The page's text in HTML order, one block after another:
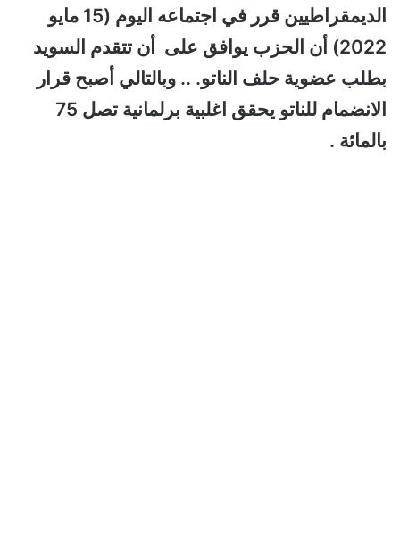
الديمقراطيين قرر في اجتماعه اليوم (15 مايو
2022) أن الحزب يوافق على أن تتقدم السويد
بطلب عضوية حلف الناتو. .. وبالتالي أصبح قرار
الانضمام للناتو يحقق اغلبية برلمانية تصل 75
بالمائة .